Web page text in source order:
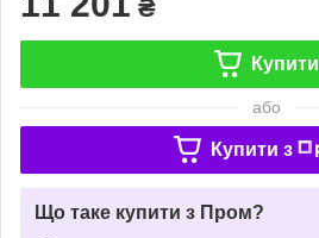
₴
Купити
або
Купити з
Що таке купити з Пром?